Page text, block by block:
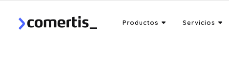
Productos Servicios